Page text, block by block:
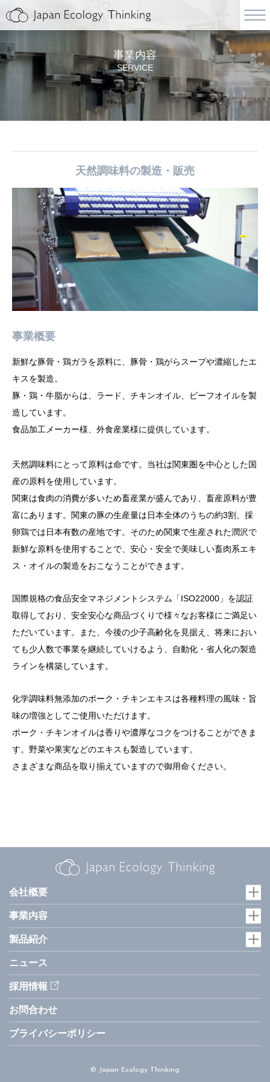
事業内容
SERVICE
天然調味料の製造・販売
事業概要
新鮮な豚骨・鶏ガラを原料に、豚骨・鶏がらスープや濃縮したエ
キスを製造。
豚・鶏・牛脂からは、ラード、チキンオイル、ビーフオイルを製
造しています。
食品加工メーカー様、外食産業様に提供しています。
天然調味料にとって原料は命です。当社は関東圏を中心とした国
産の原料を使用しています。
関東は食肉の消費が多いため畜産業が盛んであり、畜産原料が豊
富にあります。関東の豚の生産量は日本全体のうちの約3割、採
卵鶏では日本有数の産地です。そのため関東で生産された潤沢で
新鮮な原料を使用することで、安心・安全で美味しい畜肉系エキ
ス・オイルの製造をおこなうことができます。
国際規格の食品安全マネジメントシステム「ISO22000」を認証
取得しており、安全安心な商品づくりで様々なお客様にご満足い
ただいています。また、今後の少子高齢化を見据え、将来におい
ても少人数で事業を継続していけるよう、自動化・省人化の製造
ラインを構築しています。
化学調味料無添加のポーク・チキンエキスは各種料理の風味・旨
味の増強としてご使用いただけます。
ポーク・チキンオイルは香りや濃厚なコクをつけることができま
す。野菜や果実などのエキスも製造しています。
さまざまな商品を取り揃えていますので御用命ください。
会社概要
事業内容
製品紹介
ニュース
採用情報
お問合わせ
プライバシーポリシー
© Japan Ecology Thinking